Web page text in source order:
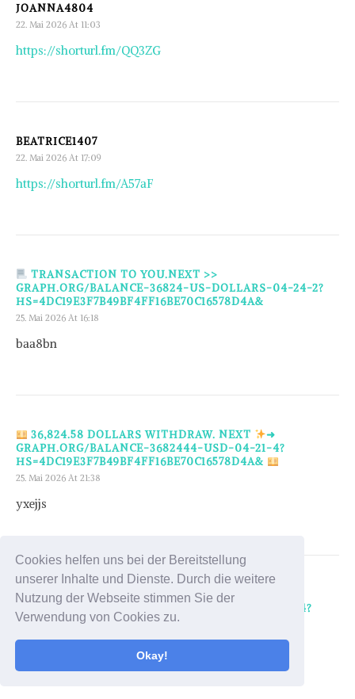
Cookies helfen uns bei der Bereitstellung
unserer Inhalte und Dienste. Durch die weitere
Nutzung der Webseite stimmen Sie der
Verwendung von Cookies zu.
Okay!
JOANNA4804
22. Mai 2026 At 11:03
https://shorturl.fm/QQ3ZG
BEATRICE1407
22. Mai 2026 At 17:09
https://shorturl.fm/A57aF
TRANSACTION TO YOU.NEXT >>
GRAPH.ORG/BALANCE-36824-US-DOLLARS-04-24-2?
HS=4DC19E3F7B49BF4FF16BE70C16578D4A&
25. Mai 2026 At 16:18
baa8bn
36,824.58 DOLLARS WITHDRAW. NEXT
➜
GRAPH.ORG/BALANCE-3682444-USD-04-21-4?
HS=4DC19E3F7B49BF4FF16BE70C16578D4A&
25. Mai 2026 At 21:38
yxejjs
TRANSFER TO YOU. SIGN IN >>>
GRAPH.ORG/BALANCE-36824-US-DOLLARS-04-24?
HS=4DC19E3F7B49BF4FF16BE70C16578D4A&
30. Mai 2026 At 0:00